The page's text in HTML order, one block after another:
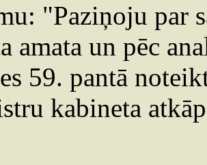
"Paziņoju par
amata un pēc
59. pantā
kabineta